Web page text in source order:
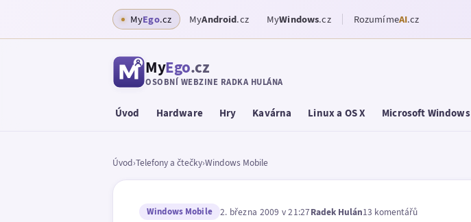
MyEgo.cz MyAndroid.cz MyWindows.cz RozumímeAI.cz
MyEgo.cz
OSOBNÍ WEBZINE RADKA HULÁNA
Úvod Hardware Hry Kavárna Linux a OS X Microsoft Windows
Úvod›Telefony a čtečky›Windows Mobile
Windows Mobile 2. března 2009 v 21:27Radek Hulán13 komentářů